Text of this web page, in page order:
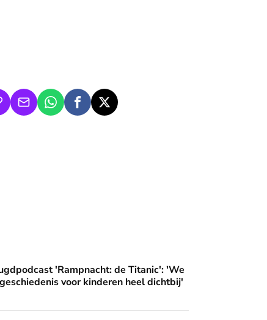
de Titanic': 'We brengen deze geschiedenis voor
'Rampnacht: de Titanic': 'We
voor kinderen heel dichtbij'